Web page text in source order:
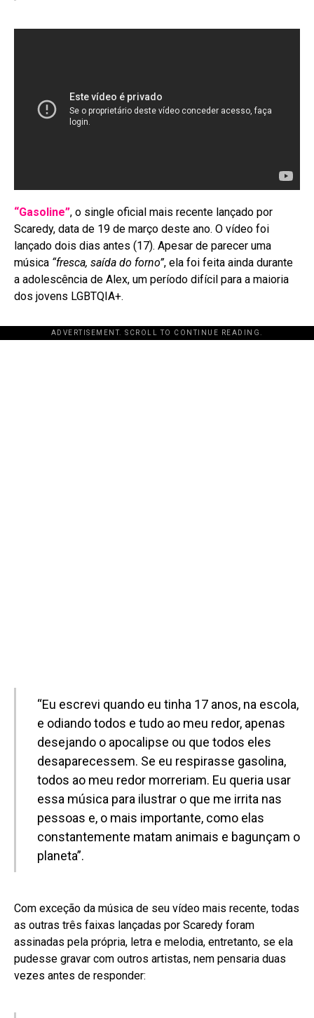
“Gasoline”, o single oficial mais recente lançado por
Scaredy, data de 19 de março deste ano. O vídeo foi
lançado dois dias antes (17). Apesar de parecer uma
música “fresca, saída do forno”, ela foi feita ainda durante
a adolescência de Alex, um período difícil para a maioria
dos jovens LGBTQIA+.
ADVERTISEMENT. SCROLL TO CONTINUE READING.
“Eu escrevi quando eu tinha 17 anos, na escola,
e odiando todos e tudo ao meu redor, apenas
desejando o apocalipse ou que todos eles
desaparecessem. Se eu respirasse gasolina,
todos ao meu redor morreriam. Eu queria usar
essa música para ilustrar o que me irrita nas
pessoas e, o mais importante, como elas
constantemente matam animais e bagunçam o
planeta”.
Com exceção da música de seu vídeo mais recente, todas
as outras três faixas lançadas por Scaredy foram
assinadas pela própria, letra e melodia, entretanto, se ela
pudesse gravar com outros artistas, nem pensaria duas
vezes antes de responder: